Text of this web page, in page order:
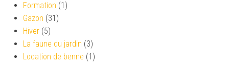
Formation (1)
Gazon (31)
Hiver (5)
La faune du jardin (3)
Location de benne (1)